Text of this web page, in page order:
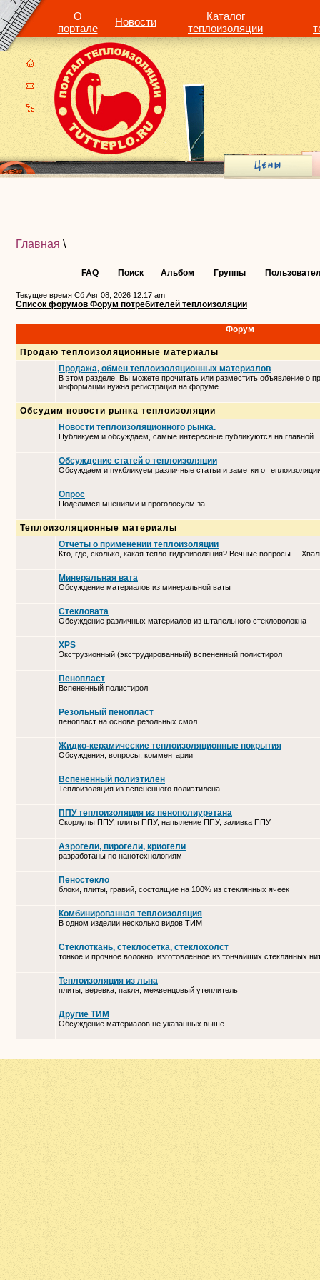
О
портале
Новости
Каталог
теплоизоляции
Главная \
FAQ Поиск Альбом Группы
Текущее время Сб Авг 08, 2026 12:17 am
Список форумов Форум потребителей теплоизоляции
Форум
Продаю теплоизоляционные материалы
Продажа, обмен теплоизоляционных материалов
В этом разделе, Вы можете прочитать или разместить объявление о
информации нужна регистрация на форуме
Обсудим новости рынка теплоизоляции
Новости теплоизоляционного рынка.
Публикуем и обсуждаем, самые интересные публикуются на главной.
Обсуждение статей о теплоизоляции
Обсуждаем и пукбликуем различные статьи и заметки о
Опрос
Поделимся мнениями и проголосуем за....
Теплоизоляционные материалы
Отчеты о применении теплоизоляции
Кто, где, сколько, какая тепло-гидроизоляция? Вечные вопросы....
Минеральная вата
Обсуждение материалов из минеральной ваты
Стекловата
Обсуждение различных материалов из штапельного стекловолокна
XPS
Экструзионный (экструдированный) вспененный полистирол
Пенопласт
Вспененный полистирол
Резольный пенопласт
пенопласт на основе резольных смол
Жидко-керамические теплоизоляционные покрытия
Обсуждения, вопросы, комментарии
Вспененный полиэтилен
Теплоизоляция из вспененного полиэтилена
ППУ теплоизоляция из пенополиуретана
Скорлупы ППУ, плиты ППУ, напыление ППУ, заливка ППУ
Аэрогели, пирогели, криогели
разработаны по нанотехнологиям
Пеностекло
блоки, плиты, гравий, состоящие на 100% из стеклянных ячеек
Комбинированная теплоизоляция
В одном изделии несколько видов ТИМ
Стеклоткань, стеклосетка, cтеклохолст
тонкое и прочное волокно, изготовленное из тончайших стеклянных
Теплоизоляция из льна
плиты, веревка, пакля, межвенцовый утеплитель
Другие ТИМ
Обсуждение материалов не указанных выше